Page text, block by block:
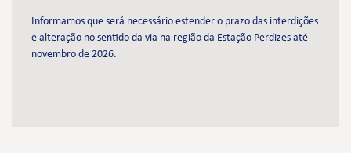
Informamos que será necessário estender o prazo das interdições
e alteração no sentido da via na região da Estação Perdizes até
novembro de 2026.